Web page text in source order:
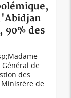
90% des
de
des
de